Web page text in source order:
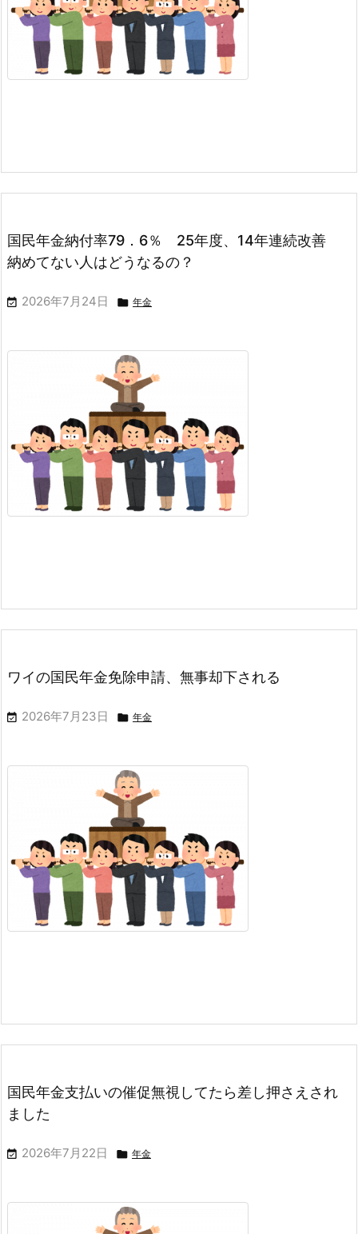
国民年金納付率79．6％ 25年度、14年連続改善
納めてない人はどうなるの？
 2026年7月24日  年金
ワイの国民年金免除申請、無事却下される
 2026年7月23日  年金
国民年金支払いの催促無視してたら差し押さえされ
ました
 2026年7月22日  年金